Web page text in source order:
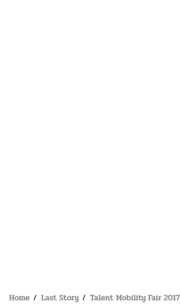
Home Last Story Talent Mobility Fair 2017